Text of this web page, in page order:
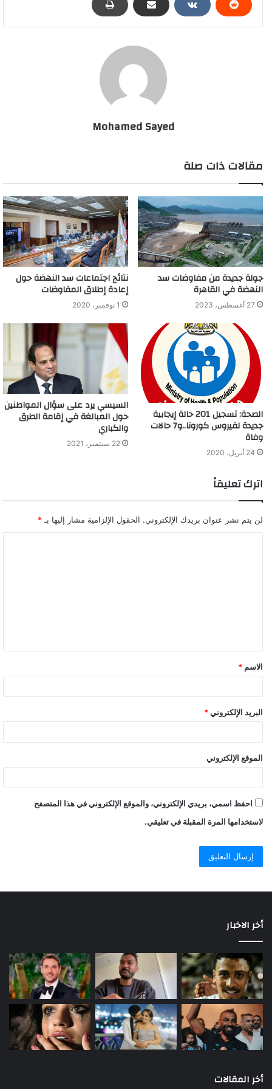
Mohamed Sayed
مقالات ذات صلة
جولة جديدة من مفاوضات سد
النهضة في القاهرة
27 أغسطس، 2023
نتائج اجتماعات سد النهضة حول
إعادة إطلاق المفاوضات
1 نوفمبر، 2020
الصحة: تسجيل 201 حالة إيجابية
جديدة لفيروس كورونا..و7 حالات
وفاة
24 أبريل، 2020
السيسي يرد على سؤال المواطنين
حول المبالغة في إقامة الطرق
والكباري
22 سبتمبر، 2021
اترك تعليقاً
لن يتم نشر عنوان بريدك الإلكتروني. الحقول الإلزامية مشار إليها بـ *
الاسم *
البريد الإلكتروني *
الموقع الإلكتروني
احفظ اسمي، بريدي الإلكتروني، والموقع الإلكتروني في هذا المتصفح
لاستخدامها المرة المقبلة في تعليقي.
أخر الاخبار
أخر المقالات